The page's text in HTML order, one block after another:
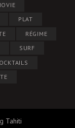
PLAT
RÉGIME
SURF
Tahiti